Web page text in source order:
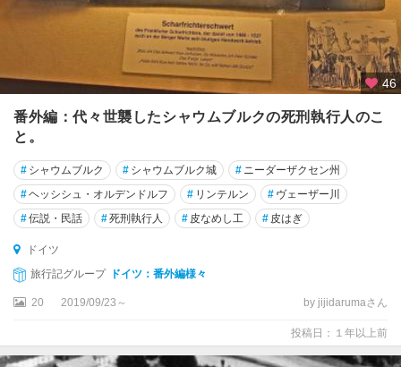
ゲ
ン
ノ
ト
ラ
イ
ン
・
ヴ
ェ
ス
ァ
46
番外編：代々世襲したシャウムブルクの死刑執行人のこ
と。
# シャウムブルク # シャウムブルク城 # ニーダーザクセン州
#ヘッシシュ・オルデンドルフ # リンテルン # ヴェーザー川
#伝説・民話 #死刑執行人 # 皮なめし工 # 皮はぎ
ドイツ
旅行記グループ
ドイツ：番外編様々
20 2019/09/23～ by jijidarumaさん
投稿日：１年以上前